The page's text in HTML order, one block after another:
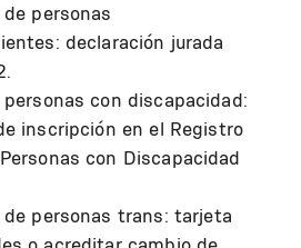
personas
declaración jurada
personas con discapacidad:
inscripción en el Registro
con Discapacidad
de personas trans: tarjeta